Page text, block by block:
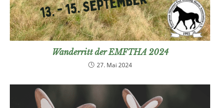
Wanderritt der EMFTHA 2024
27. Mai 2024